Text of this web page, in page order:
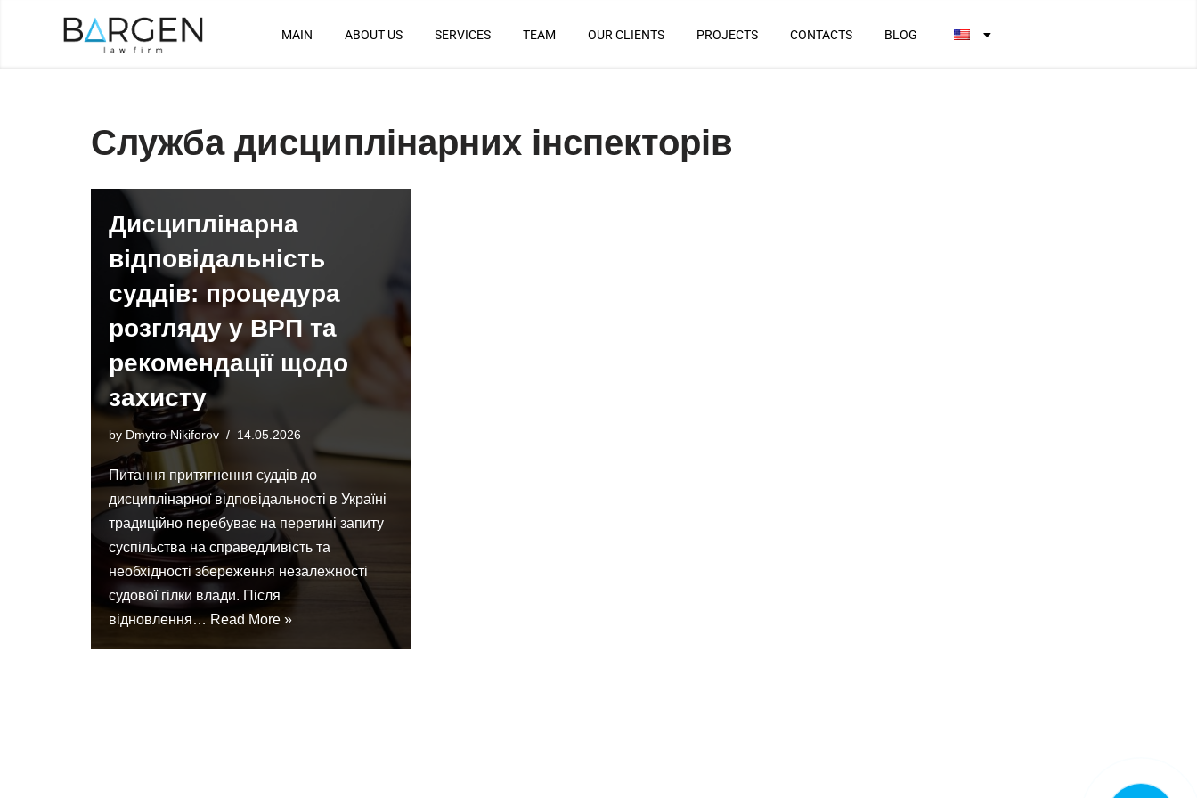
MAIN ABOUT US SERVICES TEAM OUR CLIENTS PROJECTS CONTACTS BLOG
Служба дисциплінарних інспекторів
Дисциплінарна
відповідальність
суддів: процедура
розгляду у ВРП та
рекомендації щодо
захисту
by Dmytro Nikiforov 14.05.2026
Питання притягнення суддів до
дисциплінарної відповідальності в Україні
традиційно перебуває на перетині запиту
суспільства на справедливість та
необхідності збереження незалежності
судової гілки влади. Після
відновлення…Read More »